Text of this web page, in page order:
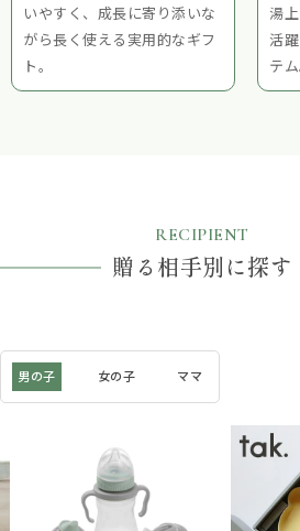
いやすく、成長に寄り添いな
がら長く使える実用的なギフ
ト。
湯
活
テム
RECIPIENT
贈る相手別に探す
男の子 女の子 ママ